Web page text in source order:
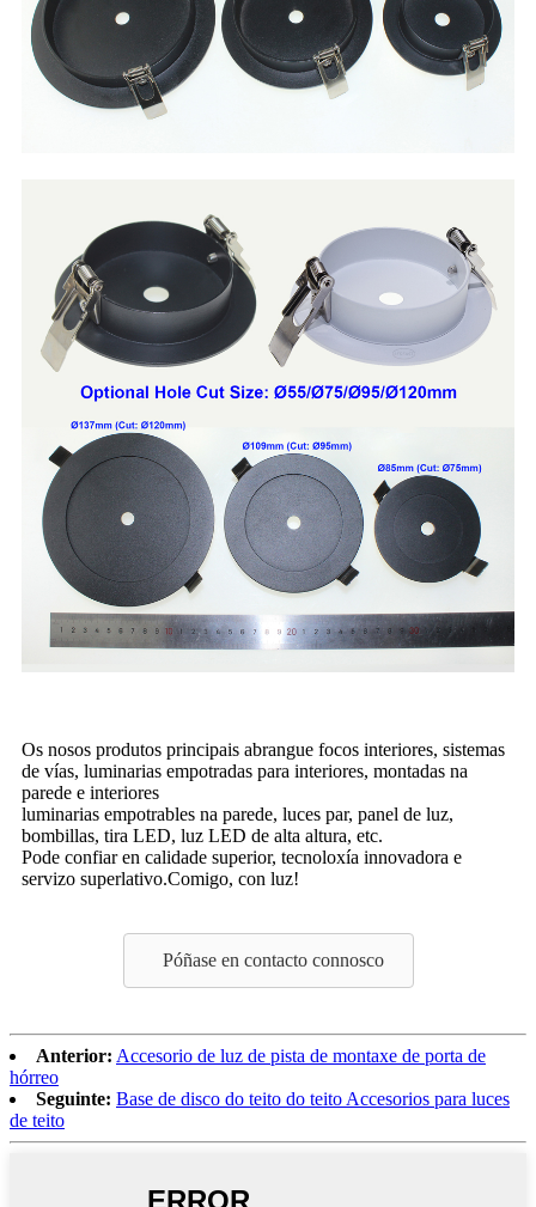
Os nosos produtos principais abrangue focos interiores, sistemas
de vías, luminarias empotradas para interiores, montadas na
parede e interiores
luminarias empotrables na parede, luces par, panel de luz,
bombillas, tira LED, luz LED de alta altura, etc.
Pode confiar en calidade superior, tecnoloxía innovadora e
servizo superlativo.Comigo, con luz!
Póñase en contacto connosco
Anterior: Accesorio de luz de pista de montaxe de porta de
hórreo
Seguinte: Base de disco do teito do teito Accesorios para luces
de teito